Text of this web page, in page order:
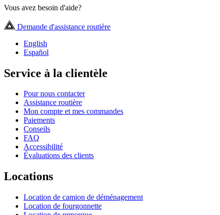
Vous avez besoin d'aide?
Demande d'assistance routière
English
Español
Service à la clientèle
Pour nous contacter
Assistance routière
Mon compte et mes commandes
Paiements
Conseils
FAQ
Accessibilité
Évaluations des clients
Locations
Location de camion de déménagement
Location de fourgonnette